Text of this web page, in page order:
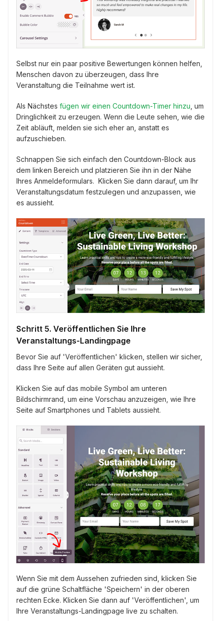
Selbst nur ein paar positive Bewertungen können helfen,
Menschen davon zu überzeugen, dass Ihre
Veranstaltung die Teilnahme wert ist.
Als Nächstes fügen wir einen Countdown-Timer hinzu , um
Dringlichkeit zu erzeugen. Wenn die Leute sehen, wie die
Zeit abläuft, melden sie sich eher an, anstatt es
aufzuschieben.
Schnappen Sie sich einfach den Countdown-Block aus
dem linken Bereich und platzieren Sie ihn in der Nähe
Ihres Anmeldeformulars. Klicken Sie dann darauf, um Ihr
Veranstaltungsdatum festzulegen und anzupassen, wie
es aussieht.
Schritt 5. Veröffentlichen Sie Ihre
Veranstaltungs-Landingpage
Bevor Sie auf 'Veröffentlichen' klicken, stellen wir sicher,
dass Ihre Seite auf allen Geräten gut aussieht.
Klicken Sie auf das mobile Symbol am unteren
Bildschirmrand, um eine Vorschau anzuzeigen, wie Ihre
Seite auf Smartphones und Tablets aussieht.
Wenn Sie mit dem Aussehen zufrieden sind, klicken Sie
auf die grüne Schaltfläche 'Speichern' in der oberen
rechten Ecke. Klicken Sie dann auf 'Veröffentlichen', um
Ihre Veranstaltungs-Landingpage live zu schalten.